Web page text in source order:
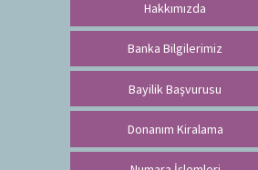
Hakkımızda
Banka Bilgilerimiz
Bayilik Başvurusu
Donanım Kiralama